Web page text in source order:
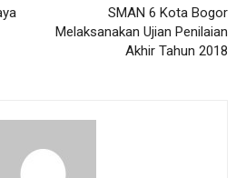
SMAN 6 Kota Bogor
Melaksanakan Ujian Penilaian
Akhir Tahun 2018